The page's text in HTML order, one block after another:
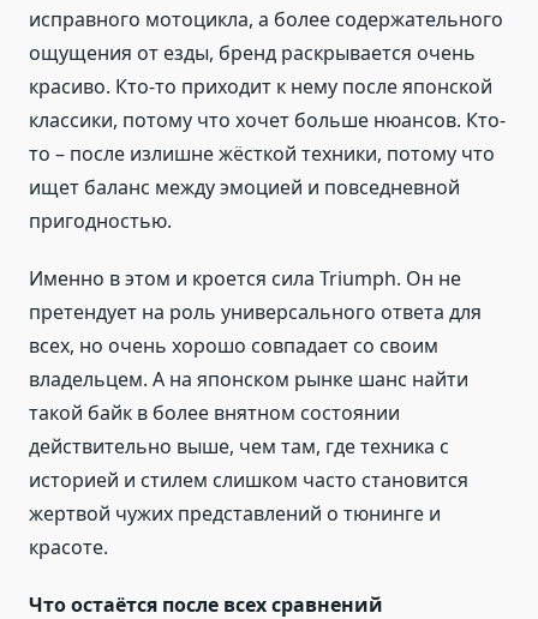
исправного мотоцикла, а более содержательного
ощущения от езды, бренд раскрывается очень
красиво. Кто-то приходит к нему после японской
классики, потому что хочет больше нюансов. Кто-
то – после излишне жёсткой техники, потому что
ищет баланс между эмоцией и повседневной
пригодностью.
Именно в этом и кроется сила Triumph. Он не
претендует на роль универсального ответа для
всех, но очень хорошо совпадает со своим
владельцем. А на японском рынке шанс найти
такой байк в более внятном состоянии
действительно выше, чем там, где техника с
историей и стилем слишком часто становится
жертвой чужих представлений о тюнинге и
красоте.
Что остаётся после всех сравнений